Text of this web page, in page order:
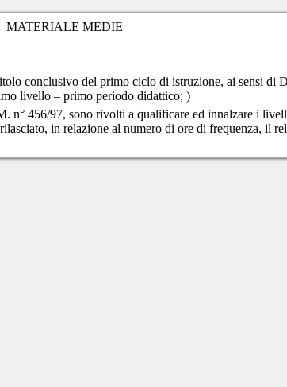
MATERIALE MEDIE
conclusivo del primo ciclo di istruzione, ai sensi di
livello – primo periodo didattico; )
n° 456/97, sono rivolti a qualificare ed innalzare i
in relazione al numero di ore di frequenza, il